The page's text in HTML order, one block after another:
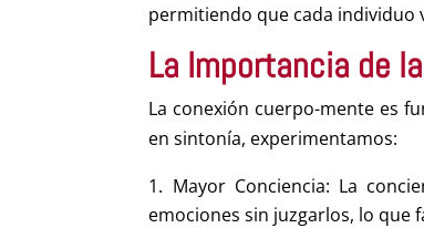
permitiendo que cada individuo
La Importancia de
La conexión cuerpo-mente es
en sintonía, experimentamos:
Mayor Conciencia: La
emociones sin juzgarlos, lo que